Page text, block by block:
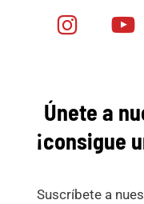
Únete a
¡consigue
Suscríbete a